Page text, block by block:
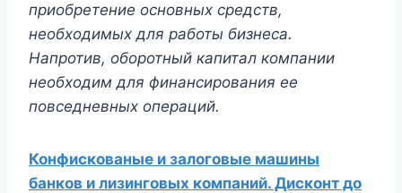
приобретение основных средств,
необходимых для работы бизнеса.
Напротив, оборотный капитал компании
необходим для финансирования ее
повседневных операций.
Конфискованые и залоговые машины
банков и лизинговых компаний. Дисконт до